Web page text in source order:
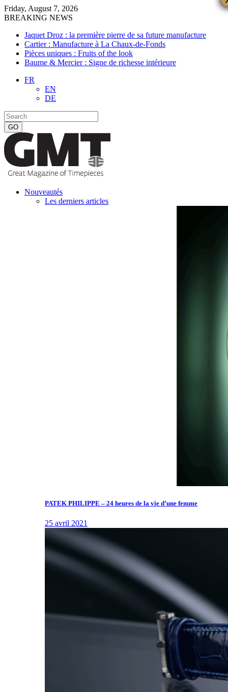
Friday, August 7, 2026
BREAKING NEWS
Jaquet Droz : la première pierre de sa future manufacture
Cartier : Manufacture à La Chaux-de-Fonds
Pièces uniques : Fruits of the look
Baume & Mercier : Signe de richesse intérieure
FR
EN
DE
Nouveautés
Les derniers articles
PATEK PHILIPPE – 24 heures de la vie d’une femme
25 avril 2021